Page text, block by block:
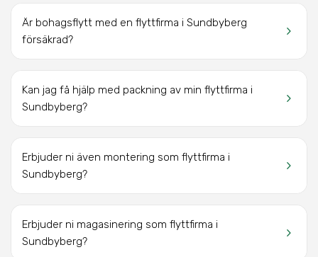
keyboard_arrow_right
Är bohagsflytt med en flyttfirma i Sundbyberg
försäkrad?
keyboard_arrow_right
Kan jag få hjälp med packning av min flyttfirma i
Sundbyberg?
keyboard_arrow_right
Erbjuder ni även montering som flyttfirma i
Sundbyberg?
keyboard_arrow_right
Erbjuder ni magasinering som flyttfirma i
Sundbyberg?